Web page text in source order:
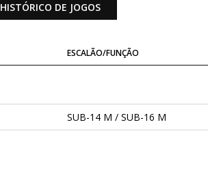
HISTÓRICO DE JOGOS
ESCALÃO/FUNÇÃO
SUB-14 M / SUB-16 M